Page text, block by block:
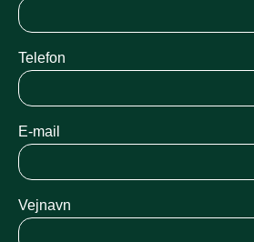
Telefon
E-mail
Vejnavn